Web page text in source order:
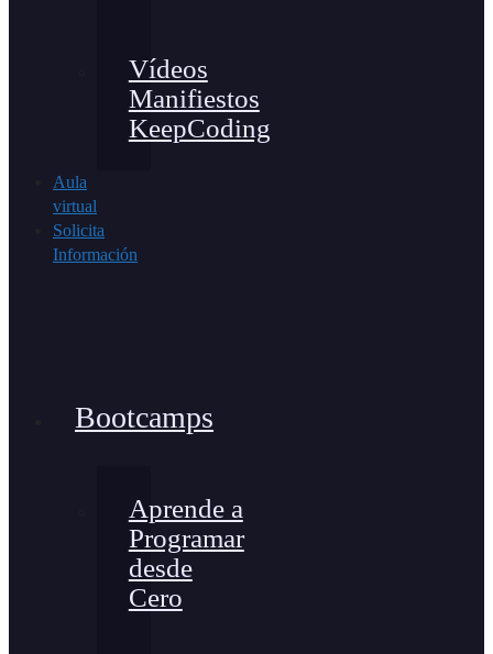
Vídeos
Manifiestos
KeepCoding
Aula
virtual
Solicita
Información
Bootcamps
Aprende a
Programar
desde
Cero